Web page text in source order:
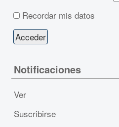
Recordar mis datos
Notificaciones
Ver
Suscribirse